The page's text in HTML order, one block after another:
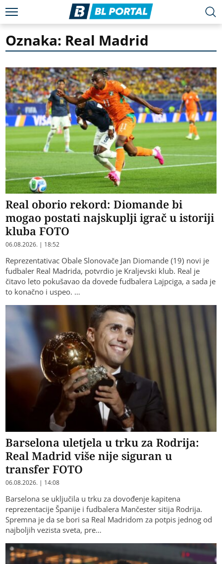
Oznaka: Real Madrid
Real oborio rekord: Diomande bi
mogao postati najskuplji igrač u istoriji
kluba FOTO
06.08.2026. | 18:52
Reprezentativac Obale Slonovače Jan Diomande (19) novi je
fudbaler Real Madrida, potvrdio je Kraljevski klub. Real je
čitavo leto pokušavao da dovede fudbalera Lajpciga, a sada je
to konačno i uspeo. …
Barselona uletjela u trku za Rodrija:
Real Madrid više nije siguran u
transfer FOTO
06.08.2026. | 14:08
Barselona se uključila u trku za dovođenje kapitena
reprezentacije Španije i fudbalera Mančester sitija Rodrija.
Spremna je da se bori sa Real Madridom za potpis jednog od
najboljih vezista sveta, pre…